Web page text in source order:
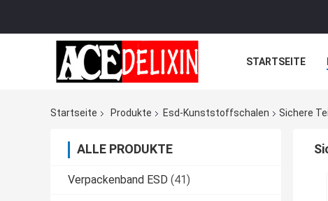
STARTSEITE
Startseite Produkte Esd-Kunststoffschalen Sichere
ALLE PRODUKTE
Verpackenband ESD (41)